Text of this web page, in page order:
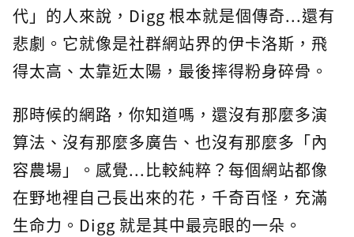
代」的人來說，Digg 根本就是個傳奇...還有
悲劇。它就像是社群網站界的伊卡洛斯，飛
得太高、太靠近太陽，最後摔得粉身碎骨。
那時候的網路，你知道嗎，還沒有那麼多演
算法、沒有那麼多廣告、也沒有那麼多「內
容農場」。感覺...比較純粹？每個網站都像
在野地裡自己長出來的花，千奇百怪，充滿
生命力。Digg 就是其中最亮眼的一朵。